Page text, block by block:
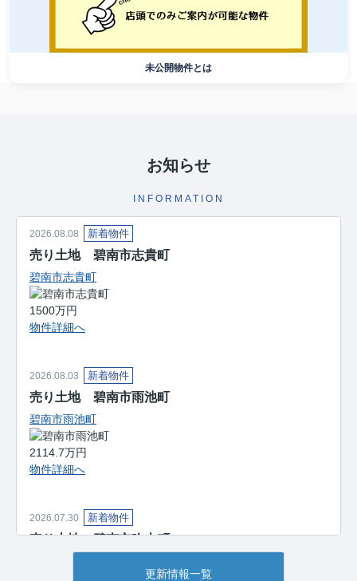
未公開物件とは
お知らせ
INFORMATION
2026.08.08 新着物件
売り土地 碧南市志貴町
碧南市志貴町
1500万円
物件詳細へ
2026.08.03 新着物件
売り土地 碧南市雨池町
碧南市雨池町
2114.7万円
物件詳細へ
2026.07.30 新着物件
売り土地 碧南市吹上町
更新情報一覧